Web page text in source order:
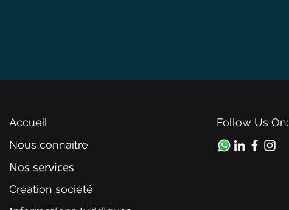
Accueil
Nous connaître
Nos services
Création société
Follow Us On: